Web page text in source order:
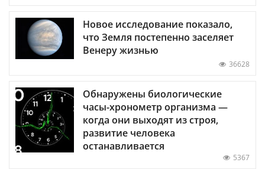
Новое исследование показало,
что Земля постепенно заселяет
Венеру жизнью
36628
Обнаружены биологические
часы-хронометр организма —
когда они выходят из строя,
развитие человека
останавливается
5367